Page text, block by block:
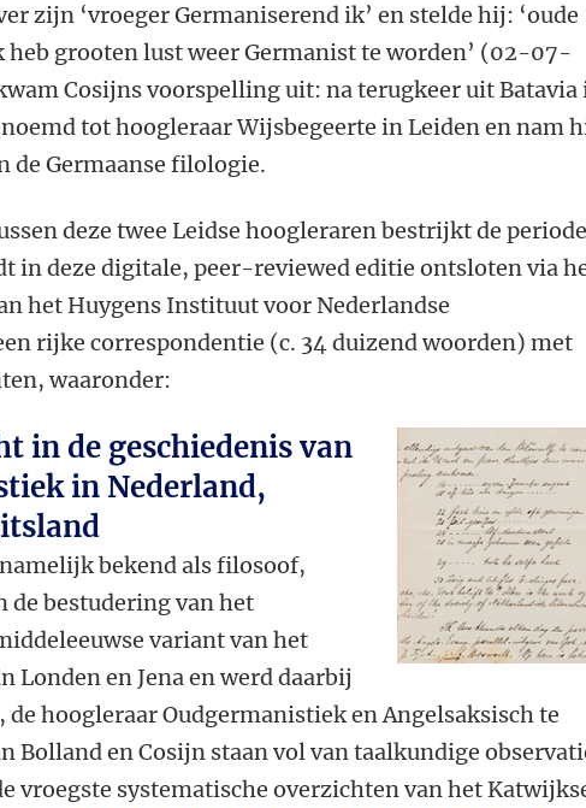
zijn ‘vroeger Germaniserend ik’ en stelde hij: ‘oude
grooten lust weer Germanist te worden’ (02-07-
Cosijns voorspelling uit: na terugkeer uit Batavia
tot hoogleraar Wijsbegeerte in Leiden en nam
de Germaanse filologie.
deze twee Leidse hoogleraren bestrijkt de
in deze digitale, peer-reviewed editie ontsloten via
het Huygens Instituut voor Nederlandse
rijke correspondentie (c. 34 duizend woorden) met
waaronder:
in de geschiedenis van
in Nederland,
bekend als filosoof,
de bestudering van het
variant van het
Londen en Jena en werd daarbij
de hoogleraar Oudgermanistiek en Angelsaksisch te
Bolland en Cosijn staan vol van taalkundige
vroegste systematische overzichten van het